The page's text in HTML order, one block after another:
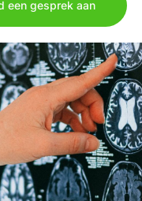
een gesprek aan